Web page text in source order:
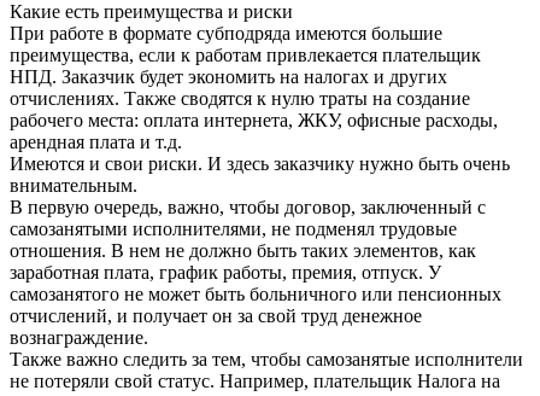
Какие есть преимущества и риски
При работе в формате субподряда имеются большие
преимущества, если к работам привлекается плательщик
НПД. Заказчик будет экономить на налогах и других
отчислениях. Также сводятся к нулю траты на создание
рабочего места: оплата интернета, ЖКУ, офисные расходы,
арендная плата и т.д.
Имеются и свои риски. И здесь заказчику нужно быть очень
внимательным.
В первую очередь, важно, чтобы договор, заключенный с
самозанятыми исполнителями, не подменял трудовые
отношения. В нем не должно быть таких элементов, как
заработная плата, график работы, премия, отпуск. У
самозанятого не может быть больничного или пенсионных
отчислений, и получает он за свой труд денежное
вознаграждение.
Также важно следить за тем, чтобы самозанятые исполнители
не потеряли свой статус. Например, плательщик Налога на